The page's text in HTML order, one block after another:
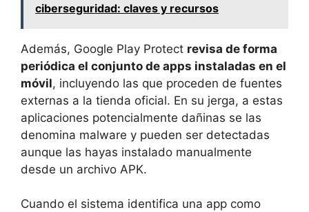
ciberseguridad: claves y recursos
Además, Google Play Protect revisa de forma
periódica el conjunto de apps instaladas en el
móvil, incluyendo las que proceden de fuentes
externas a la tienda oficial. En su jerga, a estas
aplicaciones potencialmente dañinas se las
denomina malware y pueden ser detectadas
aunque las hayas instalado manualmente
desde un archivo APK.
Cuando el sistema identifica una app como